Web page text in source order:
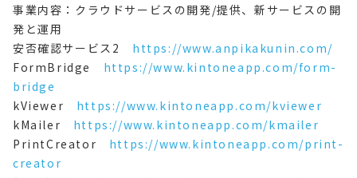
事業内容：クラウドサービスの開発/提供、新サービスの開
発と運用
安否確認サービス2 https://www.anpikakunin.com/
FormBridge https://www.kintoneapp.com/form-
bridge
kViewer https://www.kintoneapp.com/kviewer
kMailer https://www.kintoneapp.com/kmailer
PrintCreator https://www.kintoneapp.com/print-
creator